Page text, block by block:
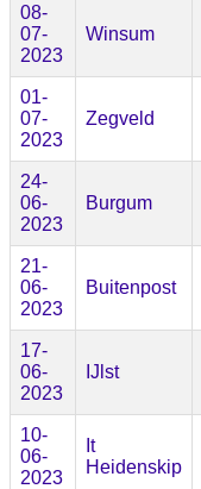
08-
07-
2023
Winsum
01-
07-
2023
Zegveld
24-
06-
2023
Burgum
21-
06-
2023
Buitenpost
17-
06-
2023
IJlst
10-
06-
2023
It
Heidenskip